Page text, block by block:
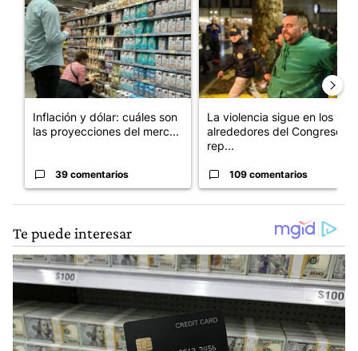
Inflación y dólar: cuáles son
las proyecciones del merc...
39 comentarios
La violencia sigue en los
alrededores del Congreso:
rep...
109 comentarios